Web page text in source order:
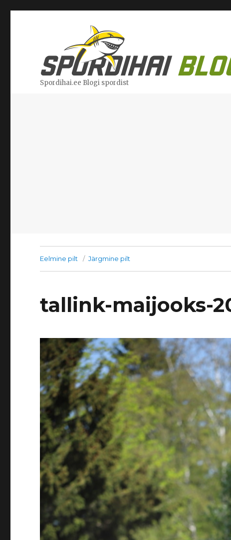
Spordihai.ee Blogi spordist
Eelmine pilt Järgmine pilt
tallink-maijooks-